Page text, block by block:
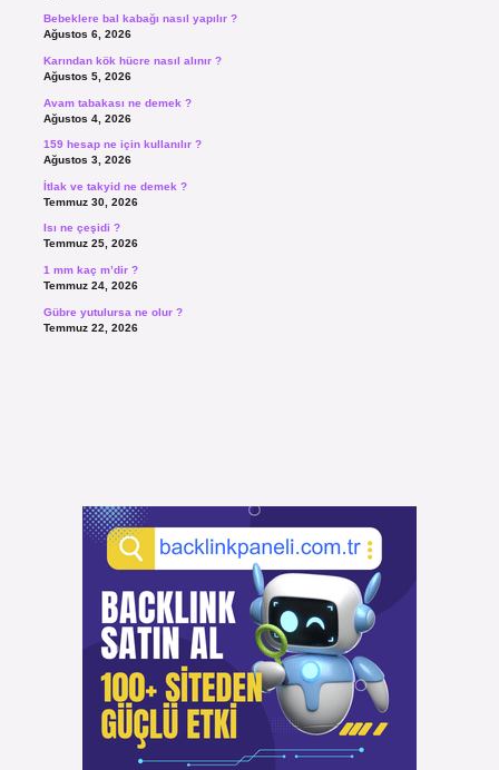
Bebeklere bal kabağı nasıl yapılır ?
Ağustos 6, 2026
Karından kök hücre nasıl alınır ?
Ağustos 5, 2026
Avam tabakası ne demek ?
Ağustos 4, 2026
159 hesap ne için kullanılır ?
Ağustos 3, 2026
İtlak ve takyid ne demek ?
Temmuz 30, 2026
Isı ne çeşidi ?
Temmuz 25, 2026
1 mm kaç m’dir ?
Temmuz 24, 2026
Gübre yutulursa ne olur ?
Temmuz 22, 2026